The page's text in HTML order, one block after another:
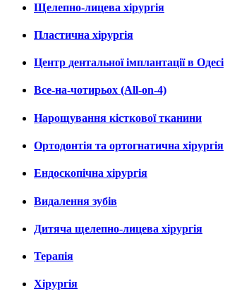
Щелепно-лицева хірургія
Пластична хірургія
Центр дентальної імплантації в Одесі
Все-на-чотирьох (All-on-4)
Нарощування кісткової тканини
Ортодонтія та ортогнатична хірургія
Ендоскопічна хірургія
Видалення зубів
Дитяча щелепно-лицева хірургія
Терапія
Хірургія